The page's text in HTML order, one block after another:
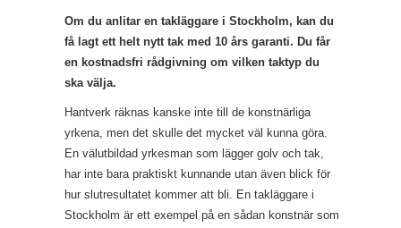
Om du anlitar en takläggare i Stockholm, kan du
få lagt ett helt nytt tak med 10 års garanti. Du får
en kostnadsfri rådgivning om vilken taktyp du
ska välja.
Hantverk räknas kanske inte till de konstnärliga
yrkena, men det skulle det mycket väl kunna göra.
En välutbildad yrkesman som lägger golv och tak,
har inte bara praktiskt kunnande utan även blick för
hur slutresultatet kommer att bli. En takläggare i
Stockholm är ett exempel på en sådan konstnär som